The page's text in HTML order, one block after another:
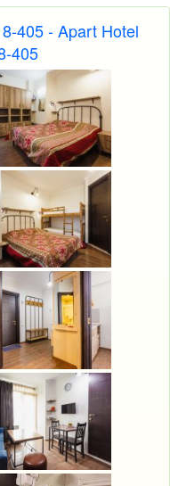
405 - Apart Hotel
405